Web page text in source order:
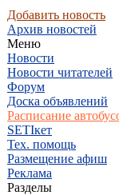
Добавить новость
Архив новостей
Меню
Новости
Новости читателей
Форум
Доска объявлений
Расписание
SETIкет
Тех. помощь
Размещение афиш
Реклама
Разделы